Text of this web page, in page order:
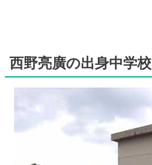
西野亮廣の出身中学校